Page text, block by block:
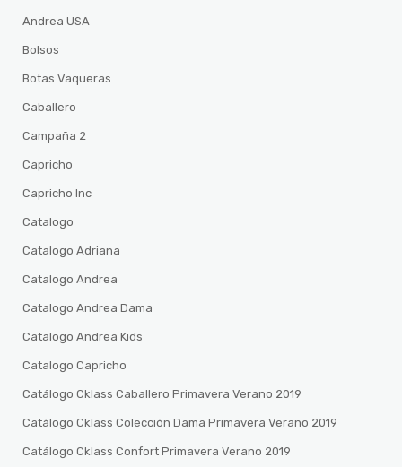
Andrea USA
Bolsos
Botas Vaqueras
Caballero
Campaña 2
Capricho
Capricho Inc
Catalogo
Catalogo Adriana
Catalogo Andrea
Catalogo Andrea Dama
Catalogo Andrea Kids
Catalogo Capricho
Catálogo Cklass Caballero Primavera Verano 2019
Catálogo Cklass Colección Dama Primavera Verano 2019
Catálogo Cklass Confort Primavera Verano 2019